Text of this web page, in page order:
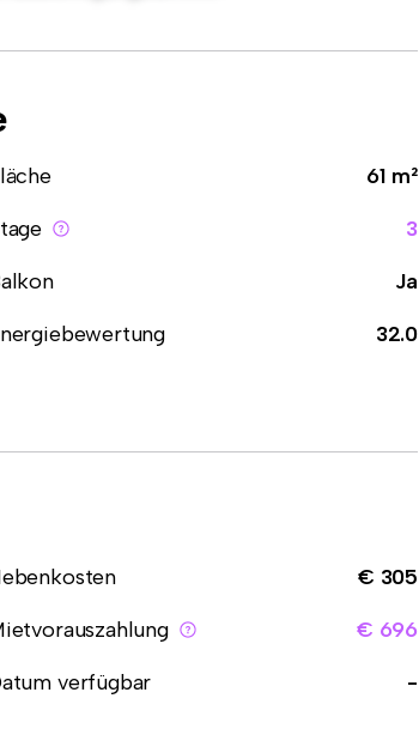
61 m²
3
Ja
32.0
€ 305
€ 696
verfügbar -